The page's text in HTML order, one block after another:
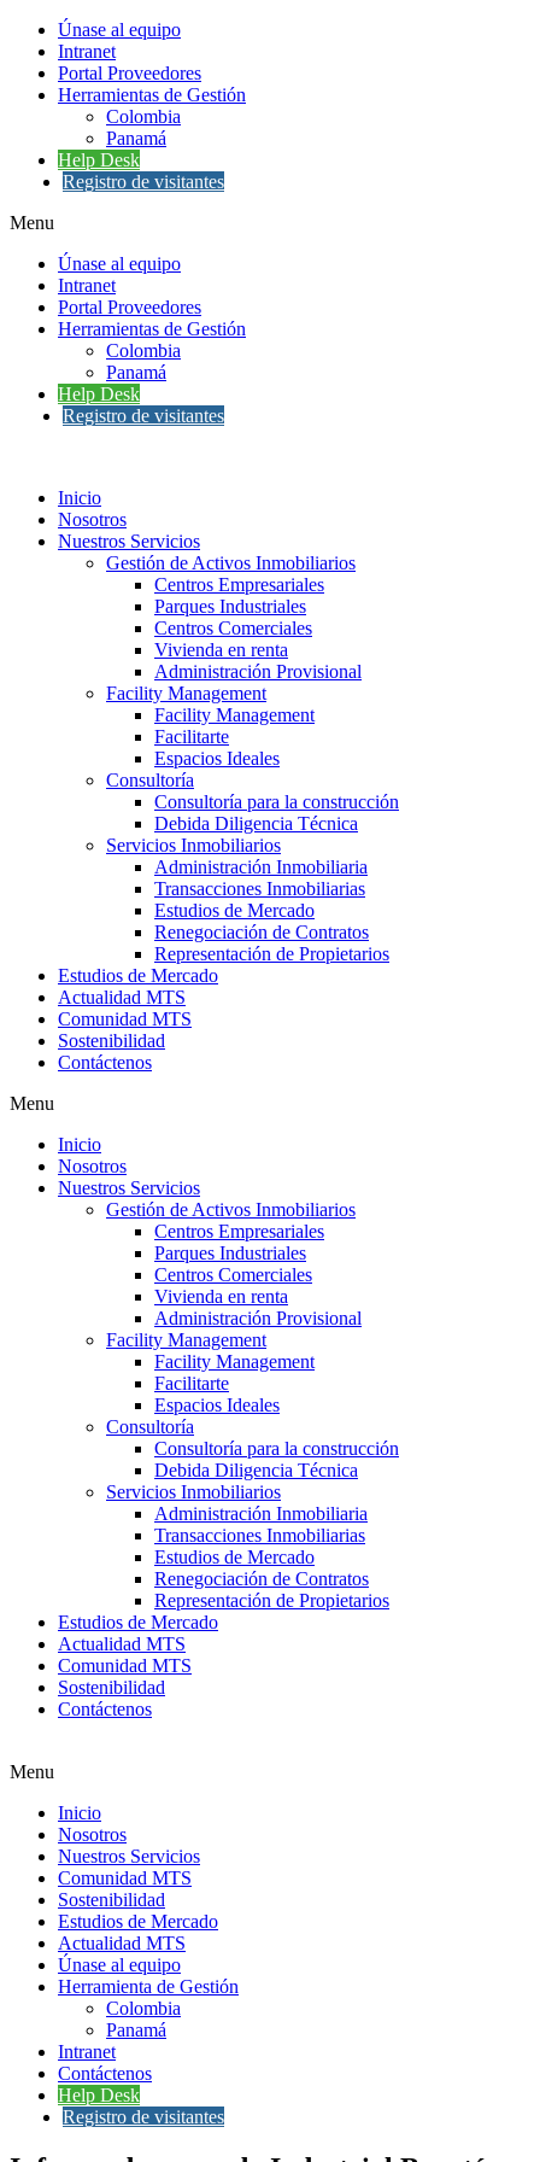
Únase al equipo
Intranet
Portal Proveedores
Herramientas de Gestión
Colombia
Panamá
Help Desk
Registro de visitantes
Menu
Únase al equipo
Intranet
Portal Proveedores
Herramientas de Gestión
Colombia
Panamá
Help Desk
Registro de visitantes
Inicio
Nosotros
Nuestros Servicios
Gestión de Activos Inmobiliarios
Centros Empresariales
Parques Industriales
Centros Comerciales
Vivienda en renta
Administración Provisional
Facility Management
Facility Management
Facilitarte
Espacios Ideales
Consultoría
Consultoría para la construcción
Debida Diligencia Técnica
Servicios Inmobiliarios
Administración Inmobiliaria
Transacciones Inmobiliarias
Estudios de Mercado
Renegociación de Contratos
Representación de Propietarios
Estudios de Mercado
Actualidad MTS
Comunidad MTS
Sostenibilidad
Contáctenos
Menu
Inicio
Nosotros
Nuestros Servicios
Gestión de Activos Inmobiliarios
Centros Empresariales
Parques Industriales
Centros Comerciales
Vivienda en renta
Administración Provisional
Facility Management
Facility Management
Facilitarte
Espacios Ideales
Consultoría
Consultoría para la construcción
Debida Diligencia Técnica
Servicios Inmobiliarios
Administración Inmobiliaria
Transacciones Inmobiliarias
Estudios de Mercado
Renegociación de Contratos
Representación de Propietarios
Estudios de Mercado
Actualidad MTS
Comunidad MTS
Sostenibilidad
Contáctenos
Menu
Inicio
Nosotros
Nuestros Servicios
Comunidad MTS
Sostenibilidad
Estudios de Mercado
Actualidad MTS
Únase al equipo
Herramienta de Gestión
Colombia
Panamá
Intranet
Contáctenos
Help Desk
Registro de visitantes